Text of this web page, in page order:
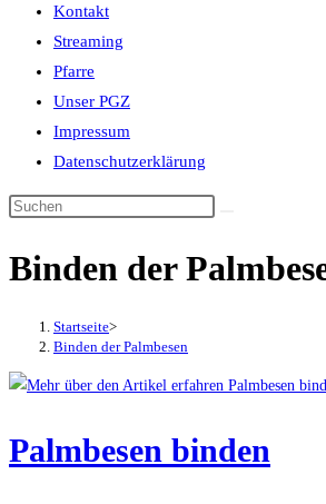
Kontakt
Streaming
Pfarre
Unser PGZ
Impressum
Datenschutzerklärung
Binden der
Startseite>
Binden der Palmbesen
Palmbesen binden